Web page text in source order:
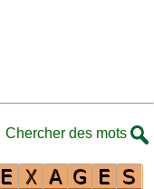
Chercher des mots